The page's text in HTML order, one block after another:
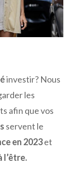
investir? Nous
les
afin que vos
servent le
en 2023et
l’être.